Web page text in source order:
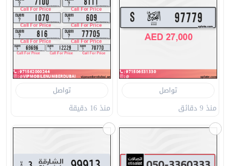
تواصل
منذ 9 دقائق
تواصل
منذ 16 دقيقة